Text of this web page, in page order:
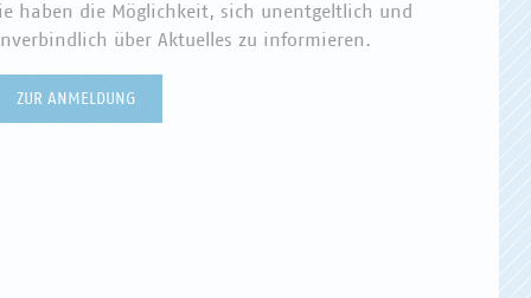
haben die Möglichkeit, sich unentgeltlich und
über Aktuelles zu informieren.
ZUR ANMELDUNG